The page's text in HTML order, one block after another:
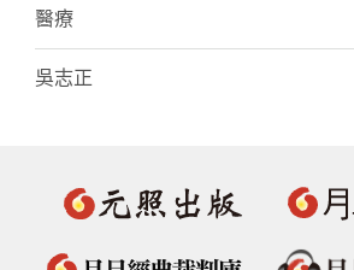
醫療
吳志正